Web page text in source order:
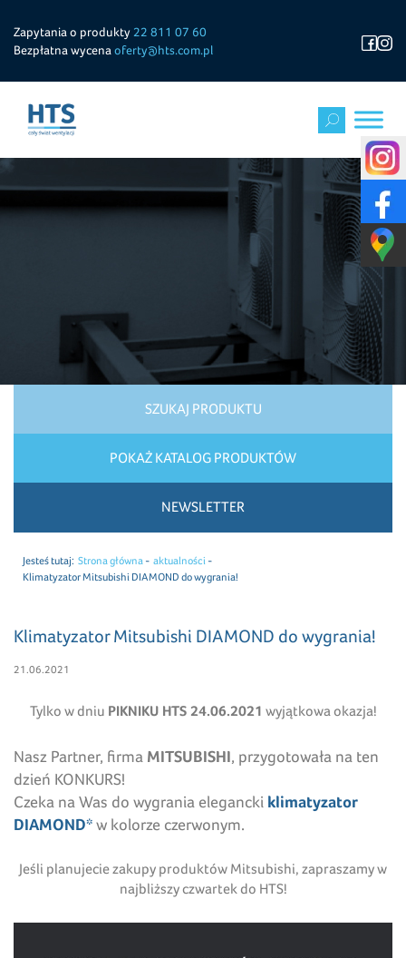
Zapytania o produkty 22 811 07 60
Bezpłatna wycena oferty@hts.com.pl
SZUKAJ PRODUKTU
POKAŻ KATALOG PRODUKTÓW
NEWSLETTER
Jesteś tutaj: Strona główna
aktualności
Klimatyzator Mitsubishi DIAMOND do wygrania!
Klimatyzator Mitsubishi DIAMOND do wygrania!
21.06.2021
Tylko w dniu PIKNIKU HTS 24.06.2021 wyjątkowa okazja!
Nasz Partner, firma MITSUBISHI, przygotowała na ten
dzień KONKURS!
Czeka na Was do wygrania elegancki klimatyzator
DIAMOND*w kolorze czerwonym.
Jeśli planujecie zakupy produktów Mitsubishi, zapraszamy w
najbliższy czwartek do HTS!